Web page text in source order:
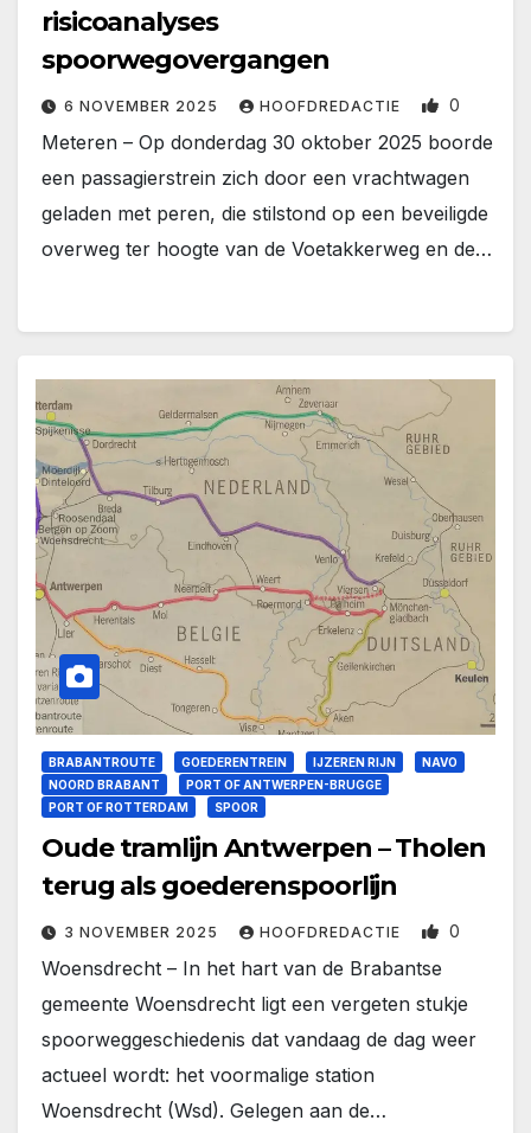
risicoanalyses
spoorwegovergangen
6 NOVEMBER 2025 HOOFDREDACTIE 0
Meteren – Op donderdag 30 oktober 2025 boorde
een passagierstrein zich door een vrachtwagen
geladen met peren, die stilstond op een beveiligde
overweg ter hoogte van de Voetakkerweg en de…
BRABANTROUTE GOEDERENTREIN IJZEREN RIJN
NAVO
NOORD BRABANT
PORT OF ANTWERPEN-BRUGGE
PORT OF ROTTERDAM
SPOOR
Oude tramlijn Antwerpen – Tholen
terug als goederenspoorlijn
3 NOVEMBER 2025 HOOFDREDACTIE 0
Woensdrecht – In het hart van de Brabantse
gemeente Woensdrecht ligt een vergeten stukje
spoorweggeschiedenis dat vandaag de dag weer
actueel wordt: het voormalige station
Woensdrecht (Wsd). Gelegen aan de…